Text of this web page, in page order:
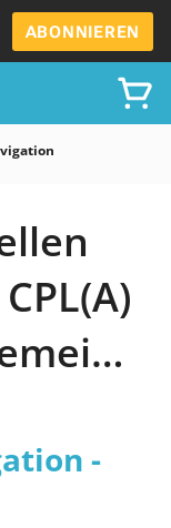
ABONNIEREN
2026
-